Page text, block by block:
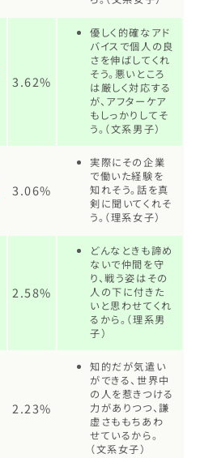
3.62%
優しく的確なアド
バイスで個人の良
さを伸ばしてくれ
そう。悪いところ
は厳しく対応する
が、アフターケア
もしっかりしてそ
う。（文系男子）
3.06%
実際にその企業
で働いた経験を
知れそう。話を真
剣に聞いてくれそ
う。（理系女子）
2.58%
どんなときも諦め
ないで仲間を守
り、戦う姿はその
人の下に付きた
いと思わせてくれ
るから。（理系男
子）
2.23%
知的だが気遣い
ができる、世界中
の人を惹きつける
力がありつつ、謙
虚さももちあわ
せているから。
（文系女子）